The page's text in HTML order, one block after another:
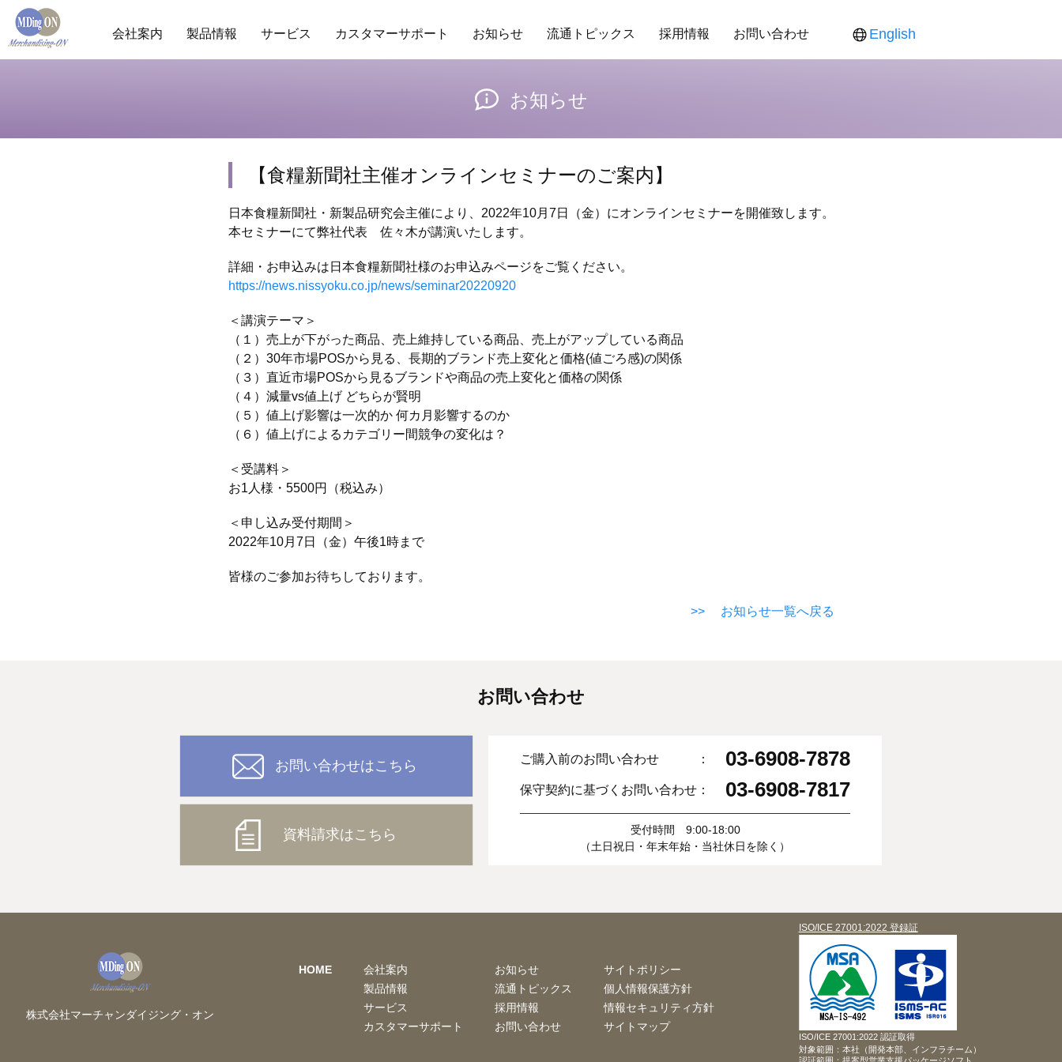
会社案内 製品情報
商品データベース
サービス
研修
カスタマーサポート
保守ヘルプデスクサービス
お知らせ 流通トピックス
トレンド
採用情報 お問い合わせ English
お知らせ
【食糧新聞社主催オンラインセミナーのご案内】
日本食糧新聞社・新製品研究会主催により、2022年10月7日（金）にオンラインセミナーを開催致します。
本セミナーにて弊社代表 佐々木が講演いたします。
詳細・お申込みは日本食糧新聞社様のお申込みページをご覧ください。
https://news.nissyoku.co.jp/news/seminar20220920
＜講演テーマ＞
（１）売上が下がった商品、売上維持している商品、売上がアップしている商品
（２）30年市場POSから見る、長期的ブランド売上変化と価格(値ごろ感)の関係
（３）直近市場POSから見るブランドや商品の売上変化と価格の関係
（４）減量vs値上げ どちらが賢明
（５）値上げ影響は一次的か 何カ月影響するのか
（６）値上げによるカテゴリー間競争の変化は？
＜受講料＞
お1人様・5500円（税込み）
＜申し込み受付期間＞
2022年10月7日（金）午後1時まで
皆様のご参加お待ちしております。
>> お知らせ一覧へ戻る
お問い合わせ
お問い合わせはこちら
資料請求はこちら
ご購入前のお問い合わせ ： 03-6908-7878
保守契約に基づくお問い合わせ： 03-6908-7817
受付時間 9:00-18:00
（土日祝日・年末年始・当社休日を除く）
株式会社マーチャンダイジング・オン
HOME
会社案内
製品情報
サービス
カスタマーサポート
お知らせ
流通トピックス
採用情報
お問い合わせ
サイトポリシー
個人情報保護方針
情報セキュリティ方針
サイトマップ
ISO/ICE 27001:2022 登録証
ISO/ICE 27001:2022 認証取得
対象範囲：本社（開発本部、インフラチーム）